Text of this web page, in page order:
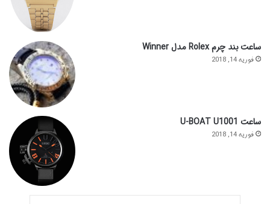
ساعت بند چرم Rolex مدل Winner
فوریه 14, 2018
ساعت U-BOAT U1001
فوریه 14, 2018